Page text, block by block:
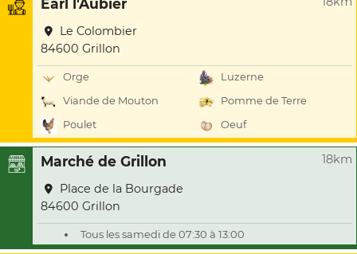
Earl l'Aubier
Le Colombier
84600 Grillon
Orge
Luzerne
Viande de Mouton
Pomme de Terre
Poulet
Oeuf
Marché de Grillon 18km
Place de la Bourgade
84600 Grillon
Tous les samedi de 07:30 à 13:00